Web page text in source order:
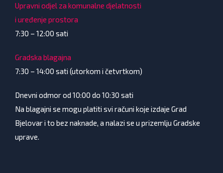
Upravni odjel za komunalne djelatnosti
i uređenje prostora
7:30 – 12:00 sati
Gradska blagajna
7:30 – 14:00 sati (utorkom i četvrtkom)
Dnevni odmor od 10:00 do 10:30 sati
Na blagajni se mogu platiti svi računi koje izdaje Grad
Bjelovar i to bez naknade, a nalazi se u prizemlju Gradske
uprave.